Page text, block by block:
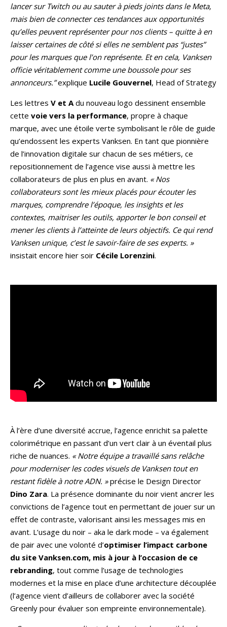
lancer sur Twitch ou au sauter à pieds joints dans le Meta,
mais bien de connecter ces tendances aux opportunités
qu’elles peuvent représenter pour nos clients – quitte à en
laisser certaines de côté si elles ne semblent pas “justes”
pour les marques que l’on représente. Et en cela, Vanksen
officie véritablement comme une boussole pour ses
annonceurs.”explique Lucile Gouvernel, Head of Strategy
Les lettres V et A du nouveau logo dessinent ensemble
cette voie vers la performance, propre à chaque
marque, avec une étoile verte symbolisant le rôle de guide
qu’endossent les experts Vanksen. En tant que pionnière
de l’innovation digitale sur chacun de ses métiers, ce
repositionnement de l’agence vise aussi à mettre les
collaborateurs de plus en plus en avant. « Nos
collaborateurs sont les mieux placés pour écouter les
marques, comprendre l’époque, les insights et les
contextes, maitriser les outils, apporter le bon conseil et
mener les clients à l’atteinte de leurs objectifs. Ce qui rend
Vanksen unique, c’est le savoir-faire de ses experts. »
insistait encore hier soir Cécile Lorenzini.
À l’ère d’une diversité accrue, l’agence enrichit sa palette
colorimétrique en passant d’un vert clair à un éventail plus
riche de nuances. « Notre équipe a travaillé sans relâche
pour moderniser les codes visuels de Vanksen tout en
restant fidèle à notre ADN. »précise le Design Director
Dino Zara. La présence dominante du noir vient ancrer les
convictions de l’agence tout en permettant de jouer sur un
effet de contraste, valorisant ainsi les messages mis en
avant. L’usage du noir – aka le dark mode – va également
de pair avec une volonté d’optimiser l’impact carbone
du site Vanksen.com, mis à jour à l’occasion de ce
rebranding, tout comme l’usage de technologies
modernes et la mise en place d’une architecture découplée
(l’agence vient d’ailleurs de collaborer avec la société
Greenly pour évaluer son empreinte environnementale).